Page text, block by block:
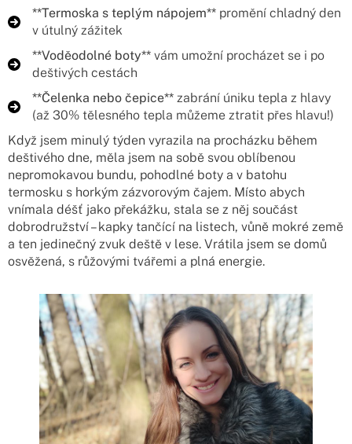
**Termoska s teplým nápojem** promění chladný den
v útulný zážitek
**Voděodolné boty** vám umožní procházet se i po
deštivých cestách
**Čelenka nebo čepice** zabrání úniku tepla z hlavy
(až 30% tělesného tepla můžeme ztratit přes hlavu!)
Když jsem minulý týden vyrazila na procházku během
deštivého dne, měla jsem na sobě svou oblíbenou
nepromokavou bundu, pohodlné boty a v batohu
termosku s horkým zázvorovým čajem. Místo abych
vnímala déšť jako překážku, stala se z něj součást
dobrodružství – kapky tančící na listech, vůně mokré země
a ten jedinečný zvuk deště v lese. Vrátila jsem se domů
osvěžená, s růžovými tvářemi a plná energie.